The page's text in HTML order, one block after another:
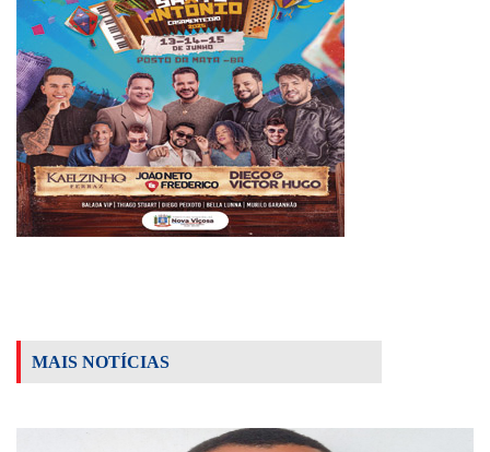
MAIS NOTÍCIAS